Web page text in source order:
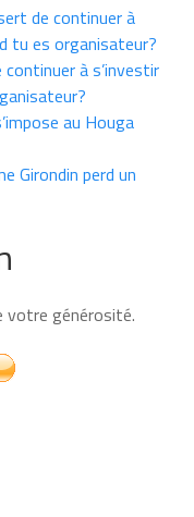
de continuer à
tu es organisateur?
à s’investir
au Houga
Girondin perd un
votre générosité.